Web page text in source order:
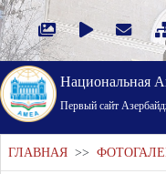
Национальная
Первый cайт
ГЛАВНАЯ >>